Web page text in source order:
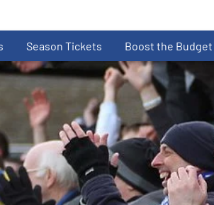
Season Tickets Boost the Budget